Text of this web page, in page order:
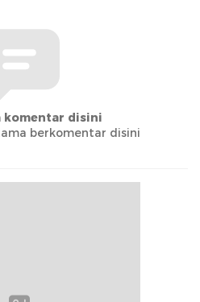
komentar disini
berkomentar disini